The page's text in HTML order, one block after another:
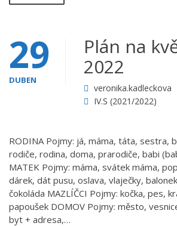
29
DUBEN
Plán na
2022
veronika.kadleckova
IV.S (2021/2022)
RODINA Pojmy: já, máma, táta, sestra,
rodiče, rodina, doma, prarodiče, babi
MATEK Pojmy: máma, svátek máma,
dárek, dát pusu, oslava, vlaječky,
čokoláda MAZLÍČCI Pojmy: kočka, pes,
papoušek DOMOV Pojmy: město,
byt + adresa,…